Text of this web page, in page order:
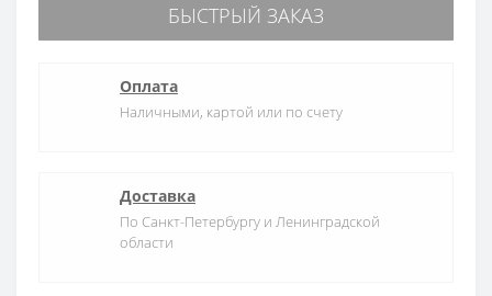
БЫСТРЫЙ ЗАКАЗ
Оплата
Наличными, картой или по счету
Доставка
По Санкт-Петербургу и Ленинградской
области